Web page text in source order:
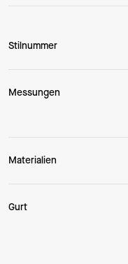
Stilnummer
Messungen
Materialien
Gurt